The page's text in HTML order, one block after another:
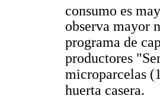
consumo es
observa mayor
programa de
productores
microparcelas
huerta casera.